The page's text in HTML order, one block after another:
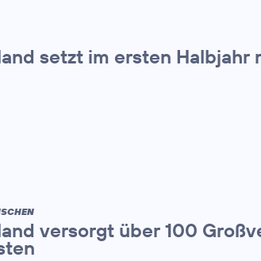
setzt im ersten Halbjahr
versorgt über 100